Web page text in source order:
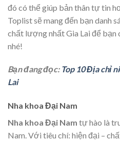
đó có thể giúp bản thân tự tin
Toplist sẽ mang đến bạn danh
chất lượng nhất Gia Lai để bạn
nhé!
Bạn đang đọc: Top 10 Địa chỉ
Lai
Nha khoa Đại Nam
Nha khoa Đại Nam tự hào là
Nam. Với tiêu chí: hiện đại –